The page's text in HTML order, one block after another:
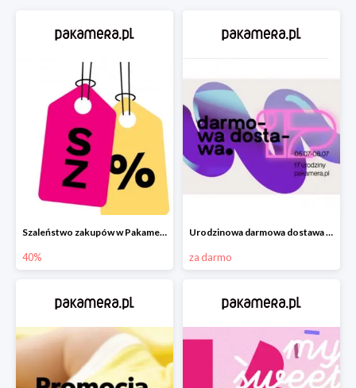
Szaleństwo zakupów w Pakamera!
40%
Urodzinowa darmowa dostawa w Pakamerze
za darmo